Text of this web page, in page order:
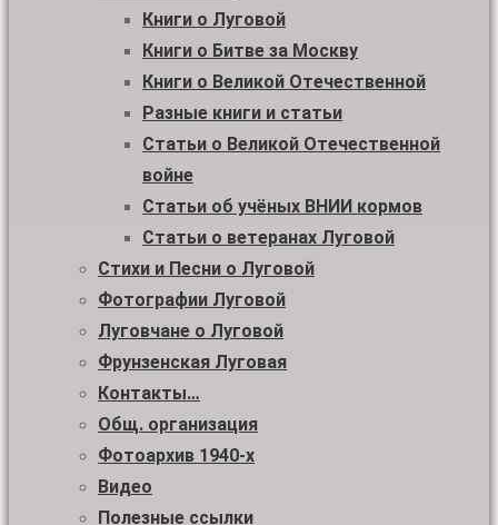
Книги о Луговой
Книги о Битве за Москву
Книги о Великой Отечественной
Разные книги и статьи
Статьи о Великой Отечественной
войне
Статьи об учёных ВНИИ кормов
Статьи о ветеранах Луговой
Стихи и Песни о Луговой
Фотографии Луговой
Луговчане о Луговой
Фрунзенская Луговая
Контакты…
Общ. организация
Фотоархив 1940-х
Видео
Полезные ссылки